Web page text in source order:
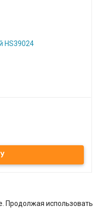
Продолжая использовать